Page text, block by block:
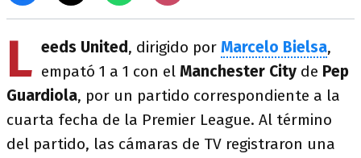
L eeds United, dirigido por Marcelo Bielsa,
empató 1 a 1 con el Manchester City de Pep
Guardiola, por un partido correspondiente a la
cuarta fecha de la Premier League. Al término
del partido, las cámaras de TV registraron una